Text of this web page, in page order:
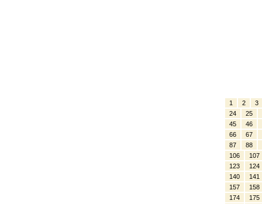
1 2
3
24
25
45
46
66
67
87
88
106
107
123
124
140
141
157
158
174
175